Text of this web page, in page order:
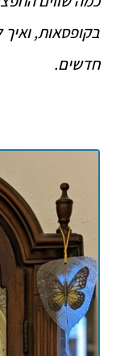
בקופסאות,
חדשים.